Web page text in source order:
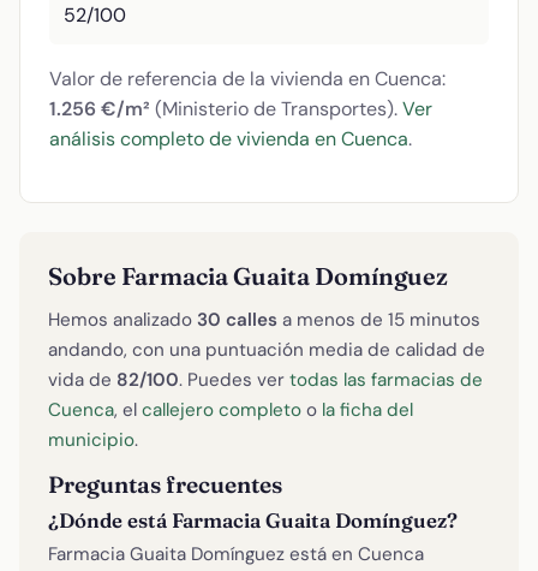
52/100
Valor de referencia de la vivienda en Cuenca:
1.256 €/m² (Ministerio de Transportes).Ver
análisis completo de vivienda en Cuenca.
Sobre Farmacia Guaita Domínguez
Hemos analizado 30 calles a menos de 15 minutos
andando, con una puntuación media de calidad de
vida de 82/100. Puedes ver todas las farmacias de
Cuenca, el callejero completo o la ficha del
municipio.
Preguntas frecuentes
¿Dónde está Farmacia Guaita Domínguez?
Farmacia Guaita Domínguez está en Cuenca